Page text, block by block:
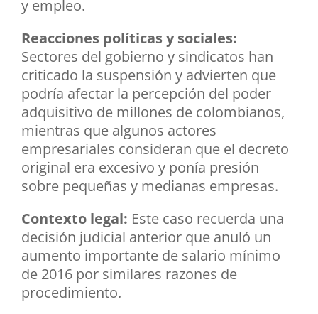
y empleo.
Reacciones políticas y sociales:
Sectores del gobierno y sindicatos han
criticado la suspensión y advierten que
podría afectar la percepción del poder
adquisitivo de millones de colombianos,
mientras que algunos actores
empresariales consideran que el decreto
original era excesivo y ponía presión
sobre pequeñas y medianas empresas.
Contexto legal: Este caso recuerda una
decisión judicial anterior que anuló un
aumento importante de salario mínimo
de 2016 por similares razones de
procedimiento.